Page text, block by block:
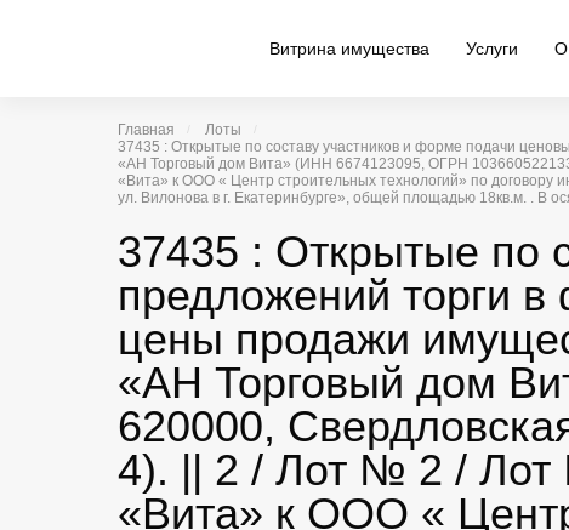
Витрина имущества Услуги О
Главная
Лоты
37435 : Открытые по составу участников и форме подачи
«АН Торговый дом Вита» (ИНН 6674123095, ОГРН
«Вита» к ООО « Центр строительных технологий» по
ул. Вилонова в г. Екатеринбурге», общей площадью 18кв.м. .
37435 : Открытые по
предложений торги
цены продажи
«АН Торговый дом
620000,
4). || 2 / Лот № 2 /
«Вита» к ООО «